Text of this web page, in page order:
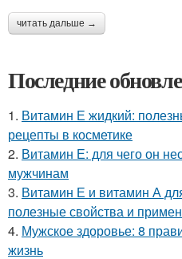
читать дальше →
Последние
1. Витамин Е жидкий:
рецепты в косметике
2. Витамин Е: для чего он
мужчинам
3. Витамин Е и витамин А
полезные свойства и
4. Мужское здоровье: 8
жизнь